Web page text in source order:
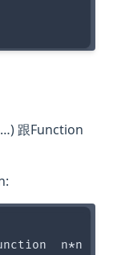
跟Function
n*n